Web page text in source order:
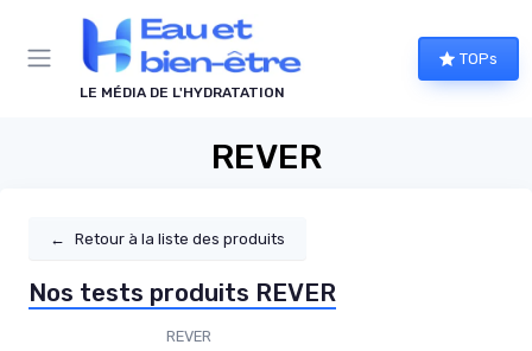
LE MÉDIA DE L'HYDRATATION
TOPs
REVER
← Retour à la liste des produits
Nos tests produits REVER
REVER
Panneau de gestion des cookies